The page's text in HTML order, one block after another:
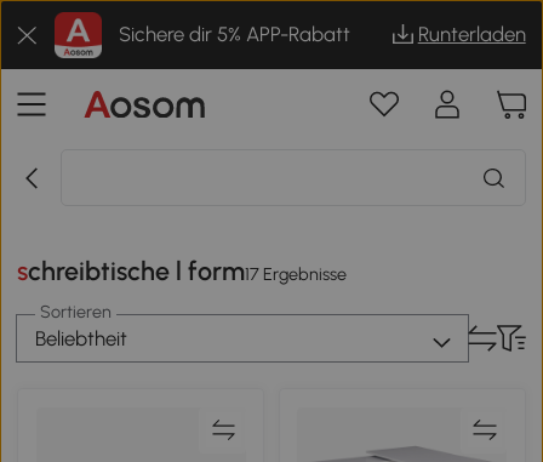
Sichere dir 5% APP-Rabatt Runterladen
schreibtische l form17 Ergebnisse
Sortieren
Beliebtheit